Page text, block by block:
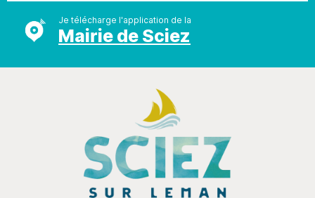
Je télécharge l'application de la
Mairie de Sciez